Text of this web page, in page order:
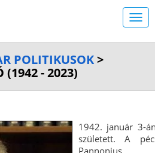
POLITIKUSOK>
(1942 - 2023)
1942. január 3-
született. A
Pannonius